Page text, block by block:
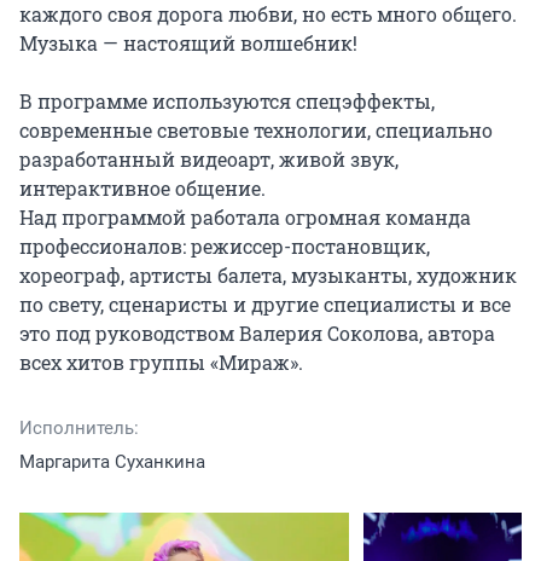
каждого своя дорога любви, но есть много общего.
Музыка — настоящий волшебник!
В программе используются спецэффекты,
современные световые технологии, специально
разработанный видеоарт, живой звук,
интерактивное общение.
Над программой работала огромная команда
профессионалов: режиссер-постановщик,
хореограф, артисты балета, музыканты, художник
по свету, сценаристы и другие специалисты и все
это под руководством Валерия Соколова, автора
всех хитов группы «Мираж».
Исполнитель:
Маргарита Суханкина